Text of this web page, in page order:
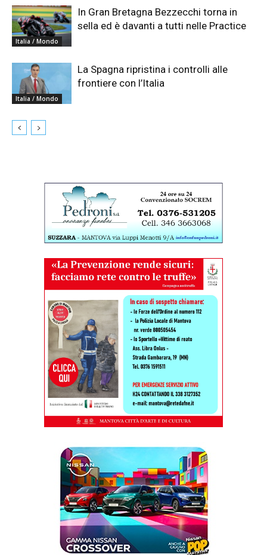
Italia / Mondo
In Gran Bretagna Bezzecchi torna in
sella ed è davanti a tutti nelle Practice
Italia / Mondo
La Spagna ripristina i controlli alle
frontiere con l’Italia